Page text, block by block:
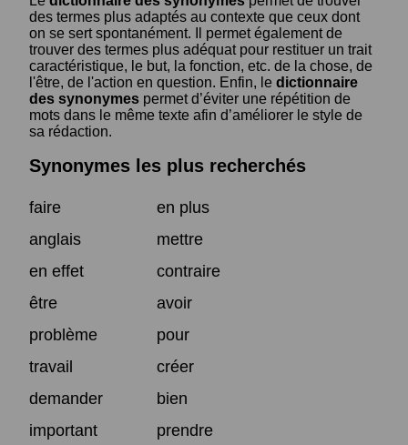
des termes plus adaptés au contexte que ceux dont
on se sert spontanément. Il permet également de
trouver des termes plus adéquat pour restituer un trait
caractéristique, le but, la fonction, etc. de la chose, de
l'être, de l'action en question. Enfin, le dictionnaire
des synonymes permet d’éviter une répétition de
mots dans le même texte afin d’améliorer le style de
sa rédaction.
Synonymes les plus recherchés
faire
en plus
anglais
mettre
en effet
contraire
être
avoir
problème
pour
travail
créer
demander
bien
important
prendre